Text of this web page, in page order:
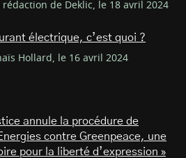
rédaction de Deklic, le 18 avril 2024
électrique, c’est quoi ?
Hollard, le 16 avril 2024
annule la procédure de
contre Greenpeace, une
pour la liberté d’expression »